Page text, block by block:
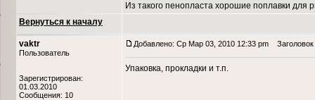
Из такого пенопласта хорошие поплавки
Вернуться к началу
vaktr
Пользователь
Зарегистрирован:
01.03.2010
Сообщения: 10
Добавлено: Ср Мар 03, 2010 12:33 pm
Упаковка, прокладки и т.п.